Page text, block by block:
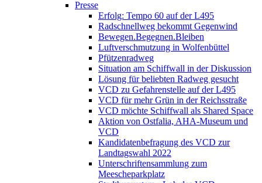
Presse
Erfolg: Tempo 60 auf der L495
Radschnellweg bekommt Gegenwind
Bewegen.Begegnen.Bleiben
Luftverschmutzung in Wolfenbüttel
Pfützenradweg
Situation am Schiffwall in der Diskussion
Lösung für beliebten Radweg gesucht
VCD zu Gefahrenstelle auf der L495
VCD für mehr Grün in der Reichsstraße
VCD möchte Schiffwall als Shared Space
Aktion von Ostfalia, AHA-Museum und
VCD
Kandidatenbefragung des VCD zur
Landtagswahl 2022
Unterschriftensammlung zum
Meescheparkplatz